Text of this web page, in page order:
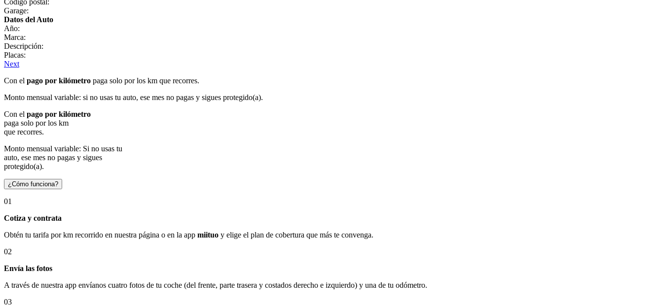
Garage:
Datos del Auto
Año:
Marca:
Descripción:
Placas:
Next
Con el pago por kilómetro paga solo por los km que recorres.
Monto mensual variable: si no usas tu auto, ese mes no pagas y sigues protegido(a).
Con el pago por kilómetro
paga solo por los km
que recorres.
Monto mensual variable: Si no usas tu
auto, ese mes no pagas y sigues
protegido(a).
¿Cómo funciona?
01
Cotiza y contrata
Obtén tu tarifa por km recorrido en nuestra página o en la app miituo y elige el plan de cobertura que más te convenga.
02
Envía las fotos
A través de nuestra app envíanos cuatro fotos de tu coche (del frente, parte trasera y costados derecho e izquierdo) y una de tu odómetro.
03